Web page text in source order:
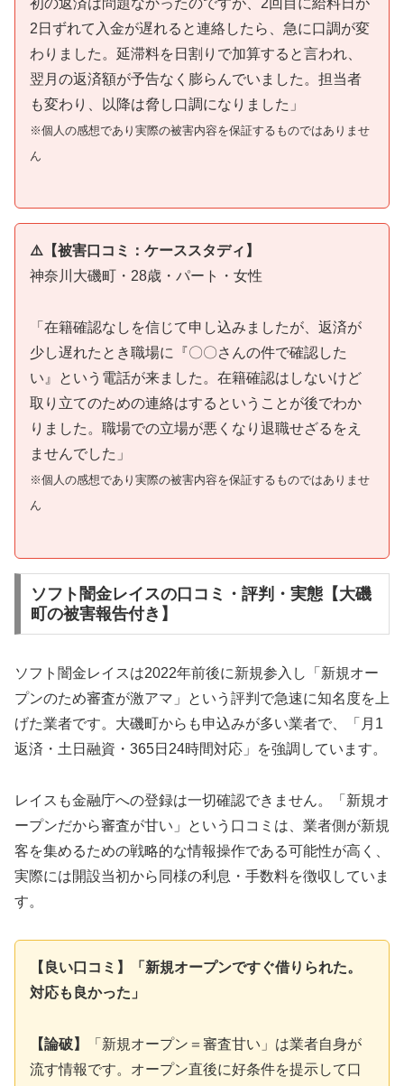
2日ずれて入金が遅れると連絡したら、急に口調が変
わりました。延滞料を日割りで加算すると言われ、
翌月の返済額が予告なく膨らんでいました。担当者
も変わり、以降は脅し口調になりました」
※個人の感想であり実際の被害内容を保証するものではありませ
ん
⚠️【被害口コミ：ケーススタディ】
神奈川大磯町・28歳・パート・女性
「在籍確認なしを信じて申し込みましたが、返済が
少し遅れたとき職場に『〇〇さんの件で確認した
い』という電話が来ました。在籍確認はしないけど
取り立てのための連絡はするということが後でわか
りました。職場での立場が悪くなり退職せざるをえ
ませんでした」
※個人の感想であり実際の被害内容を保証するものではありませ
ん
ソフト闇金レイスの口コミ・評判・実態【大磯
町の被害報告付き】
ソフト闇金レイスは2022年前後に新規参入し「新規オー
プンのため審査が激アマ」という評判で急速に知名度を上
げた業者です。大磯町からも申込みが多い業者で、「月1
返済・土日融資・365日24時間対応」を強調しています。
レイスも金融庁への登録は一切確認できません。「新規オ
ープンだから審査が甘い」という口コミは、業者側が新規
客を集めるための戦略的な情報操作である可能性が高く、
実際には開設当初から同様の利息・手数料を徴収していま
す。
【良い口コミ】「新規オープンですぐ借りられた。
対応も良かった」
【論破】
「新規オープン＝審査甘い」は業者自身が
流す情報です。オープン直後に好条件を提示して口